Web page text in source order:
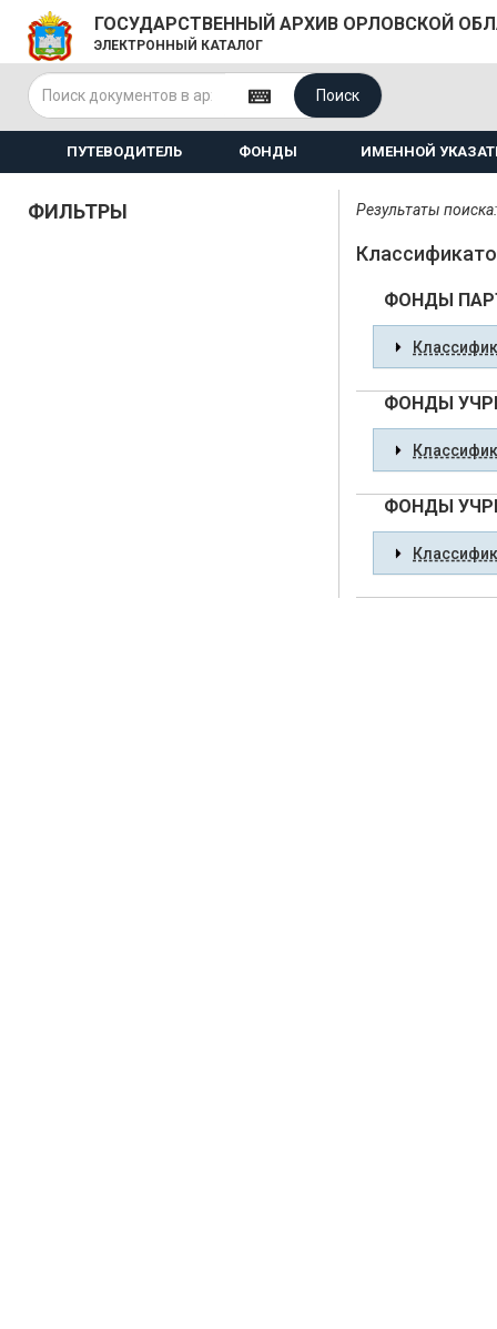
ГОСУДАРСТВЕННЫЙ АРХИВ ОРЛОВСКОЙ
ЭЛЕКТРОННЫЙ КАТАЛОГ
Поиск
ПУТЕВОДИТЕЛЬ ФОНДЫ ИМЕННОЙ
ФИЛЬТРЫ Результаты
ФОНДЫ
ФОНДЫ
ФОНДЫ